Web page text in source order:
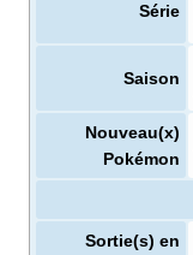
Série
Saison
Nouveau(x)
Pokémon
Sortie(s) en